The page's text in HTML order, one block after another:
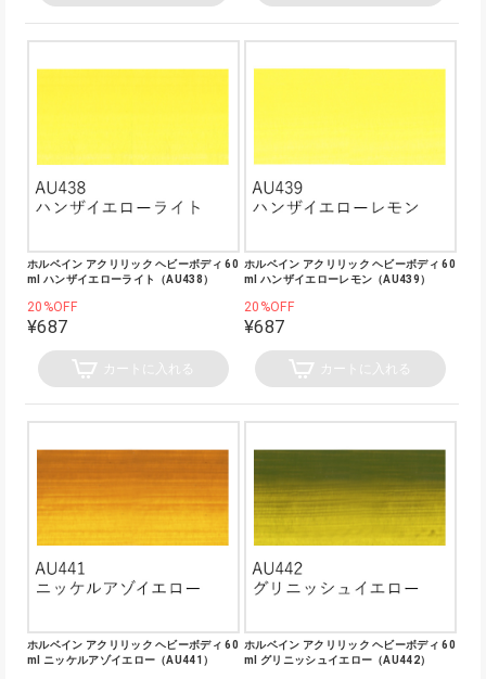
ホルベイン アクリリック ヘビーボディ 60
ml ハンザイエローライト（AU438）
20%OFF
¥687
カートに入れる
ホルベイン アクリリック ヘビーボディ 60
ml ハンザイエローレモン（AU439）
20%OFF
¥687
カートに入れる
ホルベイン アクリリック ヘビーボディ 60
ml ニッケルアゾイエロー（AU441）
ホルベイン アクリリック ヘビーボディ 60
ml グリニッシュイエロー（AU442）